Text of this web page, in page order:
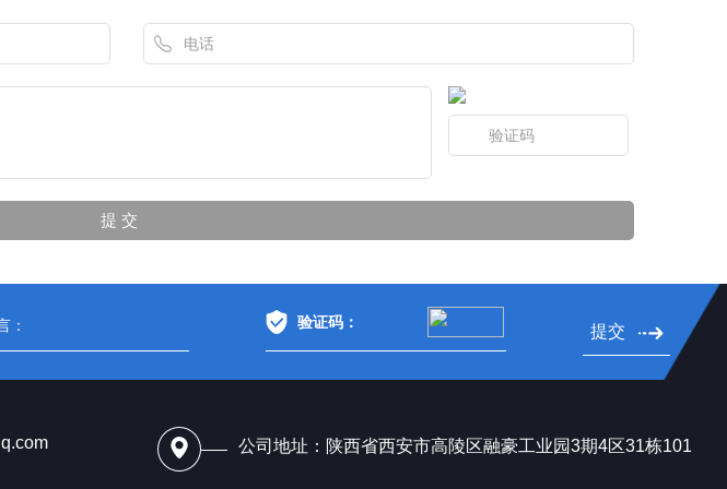
提交
公司地址：陕西省西安市高陵区融豪工业园3期4区31栋101